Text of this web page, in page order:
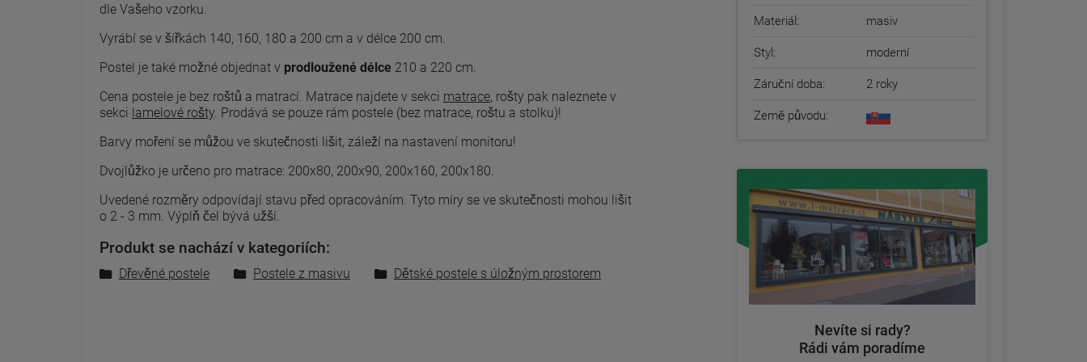
dle Vašeho vzorku.
Vyrábí se v šířkách 140, 160, 180 a 200 cm a v délce 200 cm.
Postel je také možné objednat v prodloužené délce 210 a 220 cm.
Cena postele je bez roštů a matrací. Matrace najdete v sekci matrace, rošty pak naleznete v
sekci lamelové rošty Prodává se pouze rám postele (bez matrace, roštu a stolku)!
Barvy moření se můžou ve skutečnosti lišit, záleží na nastavení monitoru!
Dvojlůžko je určeno pro matrace: 200x80, 200x90, 200x160, 200x180.
Uvedené rozměry odpovídají stavu před opracováním Tyto míry se ve skutečnosti mohou lišit
o 2 - 3 mm. Výplň čel bývá užší.
Produkt se nachází v kategoriích:
Dřevěné postele Postele z masivu Dětské postele s úložným prostorem
Materiál: masiv
Styl: moderní
Záruční doba: 2 roky
Země původu:
Nevíte si rady?
Rádi vám poradíme